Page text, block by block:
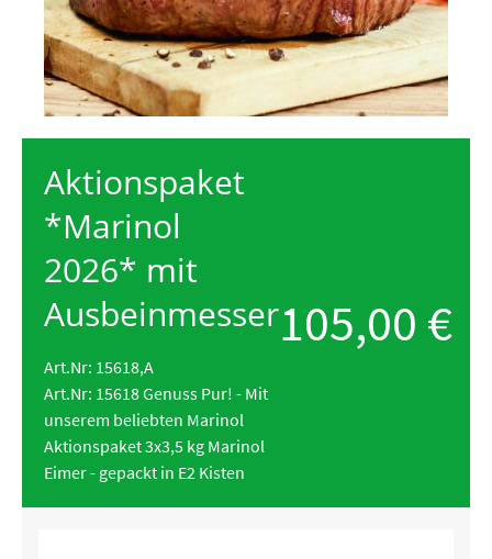
Aktionspaket
*Marinol
2026* mit
Ausbeinmesser
Art.Nr: 15618,A
Art.Nr: 15618 Genuss Pur! - Mit
unserem beliebten Marinol
Aktionspaket 3x3,5 kg Marinol
Eimer - gepackt in E2 Kisten
105,00 €